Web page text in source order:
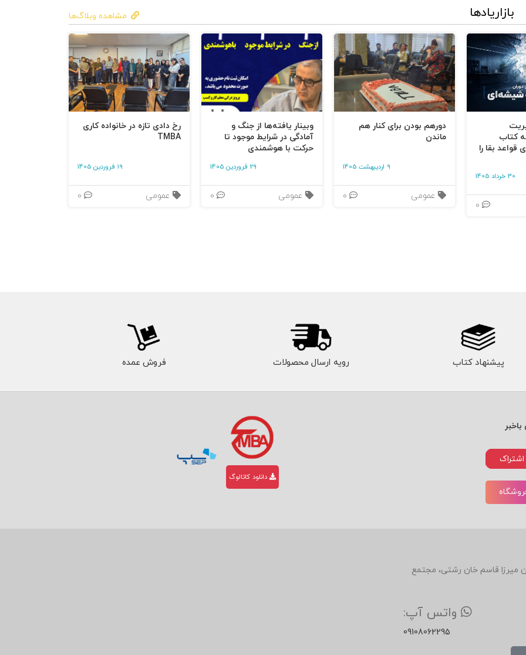
مشاهده وبلاگ‌ها بازاریادها
کتاب
بقا را
30 خرداد 1405
دورهم بودن برای کنار هم
ماندن
9 اردیبهشت 1405
عمومی
وبینار یافته‌ها از جنگ و
آمادگی در شرایط موجود تا
حرکت با هوشمندی
29 فروردین 1405
عمومی
رخ دادی تازه در خانواده کاری
TMBA
19 فروردین 1405
عمومی
پیشنهاد کتاب رویه ارسال محصولات فروش عمده
اشتراک
دانلود کاتالوگ
روبروی رستوران میرزا قاسم خان رشتی، مجتمع
واتس آپ:
09108062295